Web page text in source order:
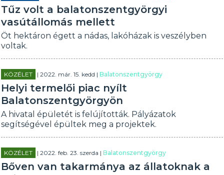
Tűz volt a balatonszentgyörgyi
vasútállomás mellett
Öt hektáron égett a nádas, lakóházak is veszélyben
voltak.
KÖZÉLET | 2022. már. 15. kedd |Balatonszentgyörgy
Helyi termelői piac nyílt
Balatonszentgyörgyön
A hivatal épületét is felújították. Pályázatok
segítségével épültek meg a projektek.
KÖZÉLET | 2022. feb. 23. szerda |Balatonszentgyörgy
Bőven van takarmánya az állatoknak a